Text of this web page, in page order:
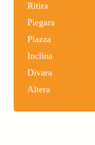
Ritira
Piegara
Piazza
Inclina
Divara
Altera